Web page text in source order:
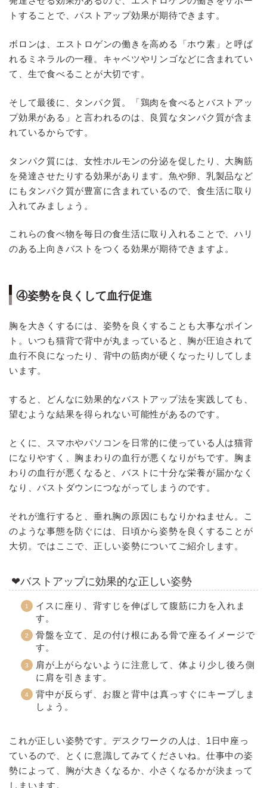
トすることで、バストアップ効果が期待できます。
ボロンは、エストロゲンの働きを高める「ホウ素」と呼ば
れるミネラルの一種。キャベツやリンゴなどに含まれてい
て、生で食べることが大切です。
そして最後に、タンパク質。「鶏肉を食べるとバストアッ
プ効果がある」と言われるのは、良質なタンパク質が含ま
れているからです。
タンパク質には、女性ホルモンの分泌を促したり、大胸筋
を発達させたりする効果があります。魚や卵、乳製品など
にもタンパク質が豊富に含まれているので、食生活に取り
入れてみましょう。
これらの食べ物を毎日の食生活に取り入れることで、ハリ
のある上向きバストをつくる効果が期待できますよ。
④姿勢を良くして血行促進
胸を大きくするには、姿勢を良くすることも大事なポイン
ト。いつも猫背で背中が丸まっていると、胸が圧迫されて
血行不良になったり、背中の筋肉が硬くなったりしてしま
います。
すると、どんなに効果的なバストアップ法を実践しても、
望むような結果を得られない可能性があるのです。
とくに、スマホやパソコンを日常的に使っている人は猫背
になりやすく、胸まわりの血行が悪くなりがちです。胸ま
わりの血行が悪くなると、バストに十分な栄養が届かなく
なり、バストダウンにつながってしまうのです。
それが進行すると、垂れ胸の原因にもなりかねません。こ
のような事態を防ぐには、日頃から姿勢を良くすることが
大切。ではここで、正しい姿勢についてご紹介します。
❤バストアップに効果的な正しい姿勢
イスに座り、背すじを伸ばして腹筋に力を入れま
す。
骨盤を立て、足の付け根にある骨で座るイメージで
す。
肩が上がらないように注意して、体より少し後ろ側
に肩を引きます。
背中が反らず、お腹と背中は真っすぐにキープしま
しょう。
これが正しい姿勢です。デスクワークの人は、1日中座っ
ているので、とくに意識してみてくださいね。仕事中の姿
勢によって、胸が大きくなるか、小さくなるかが決まって
しまいます。